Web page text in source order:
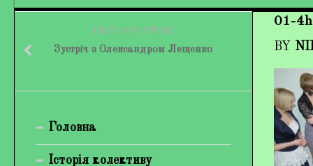
Кохно Вікторія Вікторівна
Гірієнко Ірина Михайлівна
Галерея
01-
BY
PREVIOUS STORY
Зустріч з Олександром Лещенко
Головна
Історія колективу